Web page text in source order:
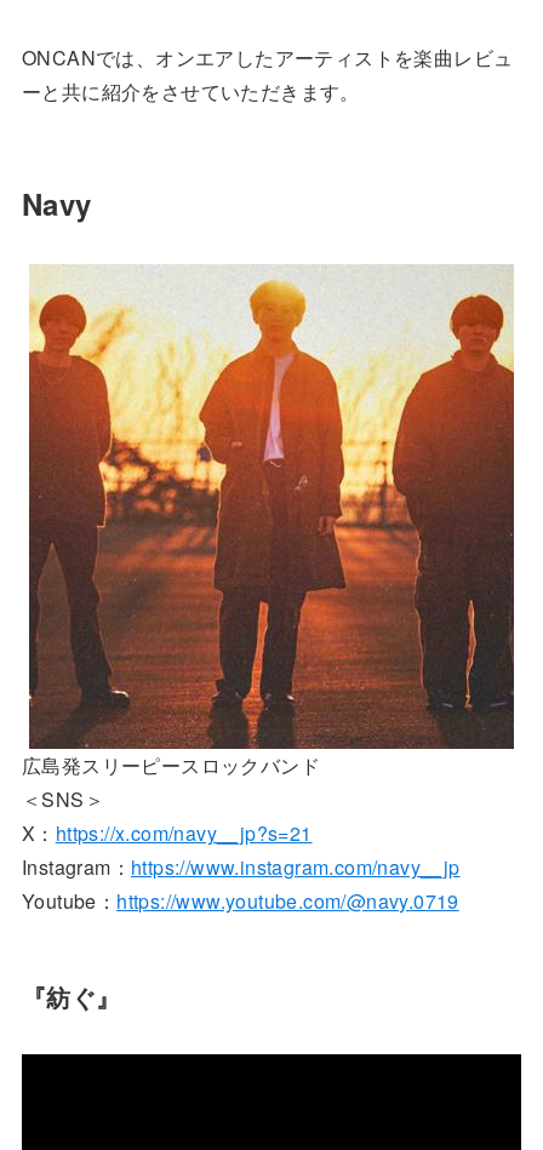
ONCANでは、オンエアしたアーティストを楽曲レビュ
ーと共に紹介をさせていただきます。
Navy
広島発スリーピースロックバンド
＜SNS＞
X： https://x.com/navy__jp?s=21
Instagram： https://www.instagram.com/navy__jp
Youtube： https://www.youtube.com/@navy.0719
『紡ぐ』